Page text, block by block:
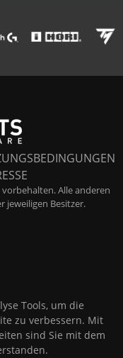
vorbehalten. Alle anderen
jeweiligen Besitzer.
Tools, um die
zu verbessern. Mit
sind Sie mit dem